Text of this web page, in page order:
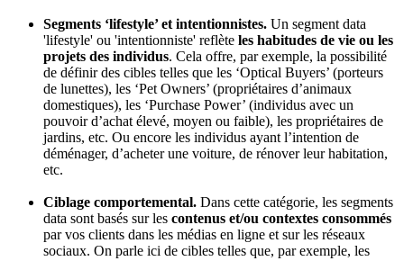
Segments ‘lifestyle’ et intentionnistes. Un segment data
'lifestyle' ou 'intentionniste' reflète les habitudes de vie ou les
projets des individus. Cela offre, par exemple, la possibilité
de définir des cibles telles que les ‘Optical Buyers’ (porteurs
de lunettes), les ‘Pet Owners’ (propriétaires d’animaux
domestiques), les ‘Purchase Power’ (individus avec un
pouvoir d’achat élevé, moyen ou faible), les propriétaires de
jardins, etc. Ou encore les individus ayant l’intention de
déménager, d’acheter une voiture, de rénover leur habitation,
etc.
Ciblage comportemental. Dans cette catégorie, les segments
data sont basés sur les contenus et/ou contextes consommés
par vos clients dans les médias en ligne et sur les réseaux
sociaux. On parle ici de cibles telles que, par exemple, les